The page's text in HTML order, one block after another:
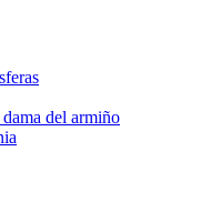
del armiño